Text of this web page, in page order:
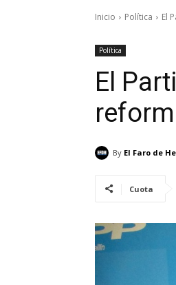
Inicio Política El
Política
El
By El Faro de
Cuota